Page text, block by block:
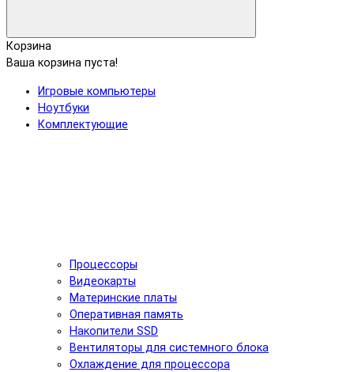
Корзина
Ваша корзина пуста!
Игровые компьютеры
Ноутбуки
Комплектующие
Процессоры
Видеокарты
Материнские платы
Оперативная память
Накопители SSD
Вентиляторы для системного блока
Охлаждение для процессора